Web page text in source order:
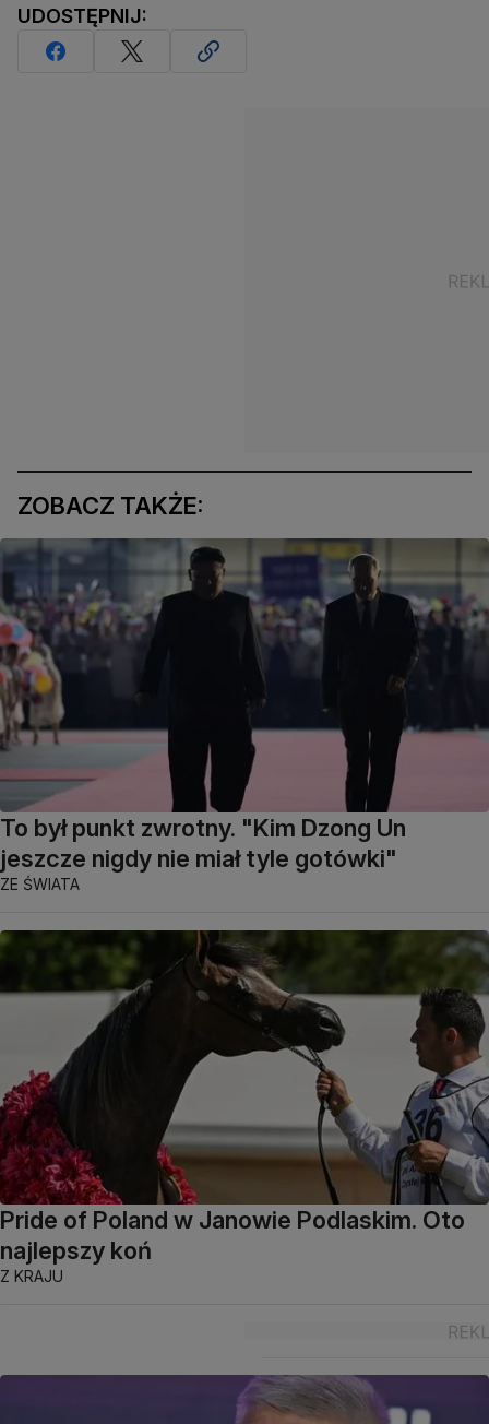
UDOSTĘPNIJ:
ZOBACZ TAKŻE:
To był punkt zwrotny. "Kim Dzong Un
jeszcze nigdy nie miał tyle gotówki"
ZE ŚWIATA
Pride of Poland w Janowie Podlaskim. Oto
najlepszy koń
Z KRAJU